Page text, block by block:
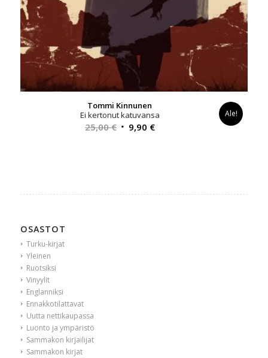
Tommi Kinnunen
Ei kertonut katuvansa
25,00€ Alkuperäinen
9,90 €Nykyinen
Ale!
OSASTOT
Turku-kirjat
Yleinen
Ruotsiksi
Vinyylit
Englanniksi
Ennakkotilattavat
Uutta nettikaupassa
Luonto ja ympäristö
Sammakon kirjailijat
Sammakon kirjat